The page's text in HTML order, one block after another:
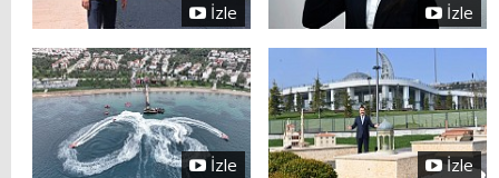
İzle İzle
İzle İzle